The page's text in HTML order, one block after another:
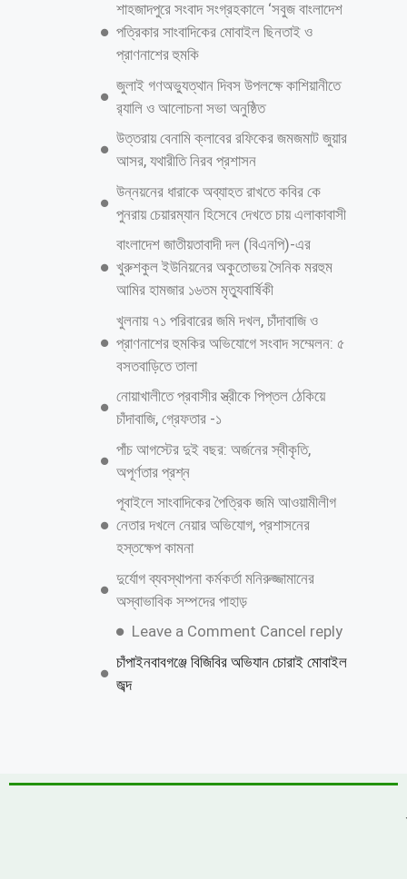
​মোঃ রাসেল সরকারঃ ​রাজধানীর যাত্রাবাড়ী থানাধীন মাতুয়াইল এলাকায় আওয়ামী
লীগের প্রভাবশালী নেতা ও শীর্ষ সন্ত্রাসীদের সহযোগী হিসেবে পরিচিত ‘পেট কাটা
শামীম’ এবং তার সহযোগীদের দ্রুত গ্রেপ্তারের দাবিতে মানববন্ধন ও বিক্ষোভ
কর্মসূচি পালন করেছেন স্থানীয় এলাকাবাসী ও বিএনপির নেতাকর্মীরা। ​আজ বুধবার
(২৯ জুলাই) মাতুয়াইল এলাকায় আয়োজিত এই কর্মসূচিতে এলাকার সাধারণ
মানুষের পাশাপাশি বিপুলসংখ্যক নেতাকর্মী অংশ নেন। ​ ​বক্তারা অভিযোগ করেন,
চালানো হয় এবং তাঁকে ছুরিকাঘাত করা হয়। এই হামলার প্রধান অভিযুক্তরা এখনো
ধরাছোঁয়ার বাইরে রয়েছে এবং পুলিশ তাদের গ্রেপ্তার করতে ব্যর্থ হয়েছে। গুরুতর
আহত অবস্থায় বিএনপি নেতা শামসুদ্দিন বর্তমানে একটি হাসপাতালে চিকিৎসাধীন
রয়েছেন এবং তাঁর অবস্থা আশঙ্কাজনক। ​মানববন্ধন শেষে বিক্ষোভকারীরা ঢাকা–
চট্টগ্রাম মহাসড়কে একটি বিক্ষোভ মিছিল বের করেন। মিছিলটি মাতুয়াইলের প্রধান
শাহজাদপুরে সংবাদ সংগ্রহকালে ‘সবুজ বাংলাদেশ
পত্রিকার সাংবাদিকের মোবাইল ছিনতাই ও
উত্তরায় বেনামি ক্লাবের রফিকের জমজমাট জুয়ার